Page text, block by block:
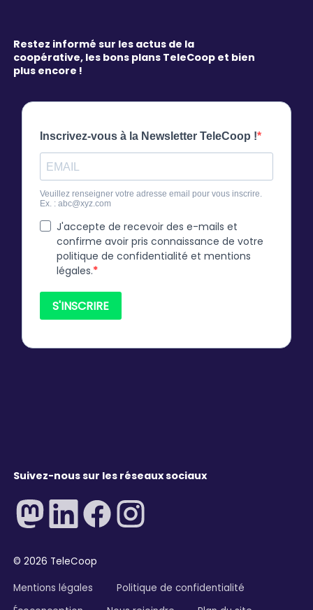
Restez informé sur les actus de la
coopérative, les bons plans TeleCoop et bien
plus encore !
Suivez-nous sur les réseaux sociaux
©2026 TeleCoop
Mentions légales
Politique de confidentialité